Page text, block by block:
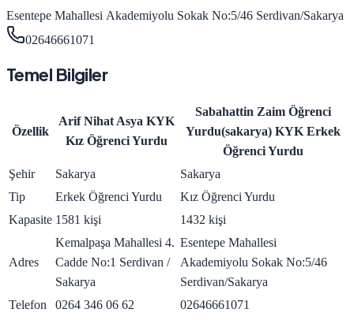
Esentepe Mahallesi Akademiyolu Sokak No:5/46 Serdivan/Sakarya
02646661071
Temel Bilgiler
Özellik
Arif Nihat Asya KYK
Kız Öğrenci Yurdu
Sabahattin Zaim Öğrenci
Yurdu(sakarya) KYK Erkek
Öğrenci Yurdu
Şehir
Sakarya
Sakarya
Tip
Erkek Öğrenci Yurdu
Kız Öğrenci Yurdu
Kapasite 1581 kişi 1432 kişi
Adres
Kemalpaşa Mahallesi 4.
Cadde No:1 Serdivan /
Sakarya
Esentepe Mahallesi
Akademiyolu Sokak No:5/46
Serdivan/Sakarya
Telefon
0264 346 06 62
02646661071